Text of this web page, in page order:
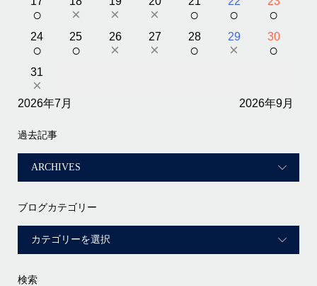
○ × × × ○ ○ ○
24
○
25
○
26
×
27
×
28
○
29
×
30
○
31
×
2026年7月 2026年9月
過去記事
ブログカテゴリー
検索